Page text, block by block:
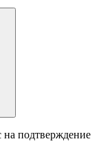
на подтверждение